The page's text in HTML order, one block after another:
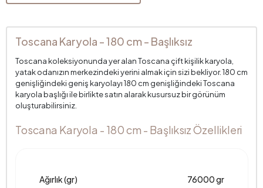
Toscana Karyola - 180 cm - Başlıksız
Toscana koleksiyonunda yer alan Toscana çift kişilik karyola,
yatak odanızın merkezindeki yerini almak için sizi bekliyor. 180 cm
genişliğindeki geniş karyolayı 180 cm genişliğindeki Toscana
karyola başlığı ile birlikte satın alarak kusursuz bir görünüm
oluşturabilirsiniz.
Toscana Karyola - 180 cm - Başlıksız Özellikleri
Ağırlık (gr) 76000 gr